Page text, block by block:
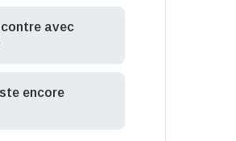
avec
encore